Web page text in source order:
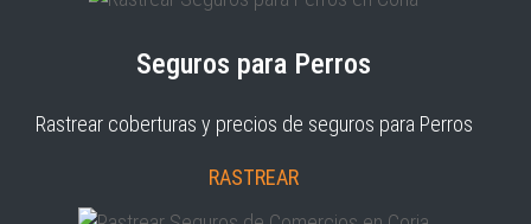
Seguros para Perros
Rastrear coberturas y precios de seguros para Perros
RASTREAR